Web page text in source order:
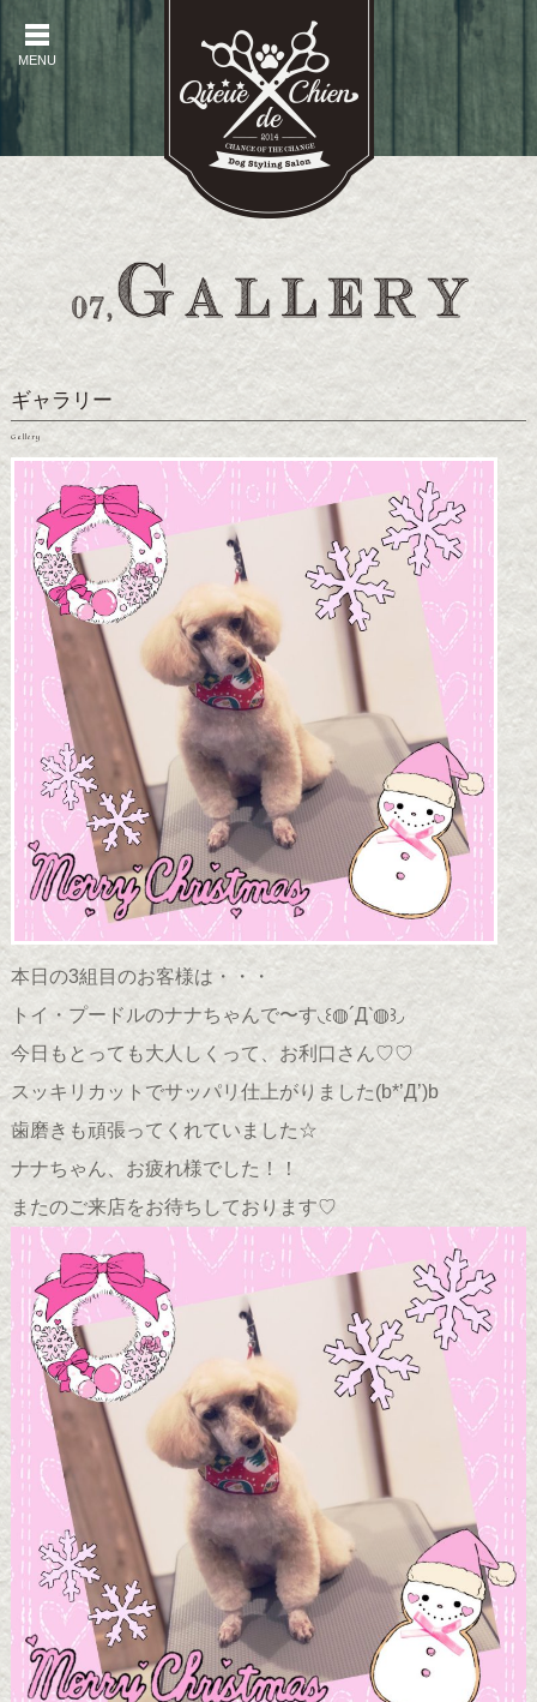
MENU
ギャラリー
Gallery
本日の3組目のお客様は・・・
トイ・プードルのナナちゃんで〜す◟꒰◍´Д‵◍꒱◞
今日もとっても大人しくって、お利口さん♡♡
スッキリカットでサッパリ仕上がりました(b*’Д’)b
歯磨きも頑張ってくれていました☆
ナナちゃん、お疲れ様でした！！
またのご来店をお待ちしております♡